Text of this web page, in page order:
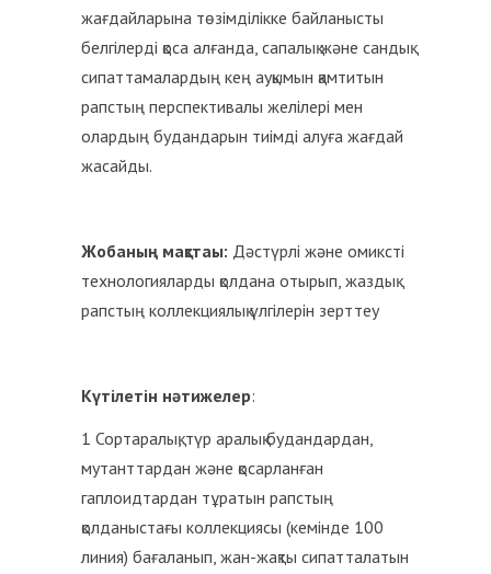
жағдайларына төзімділікке байланысты
белгілерді қоса алғанда, сапалық және сандық
сипаттамалардың кең ауқымын қамтитын
рапстың перспективалы желілері мен
олардың будандарын тиімді алуға жағдай
жасайды.
Жобаның мақстаы: Дәстүрлі және омиксті
технологияларды қолдана отырып, жаздық
рапстың коллекциялық үлгілерін зерттеу
Күтілетін нәтижелер:
1 Сортаралық, түр аралық будандардан,
мутанттардан және қосарланған
гаплоидтардан тұратын рапстың
қолданыстағы коллекциясы (кемінде 100
линия) бағаланып, жан-жақты сипатталатын